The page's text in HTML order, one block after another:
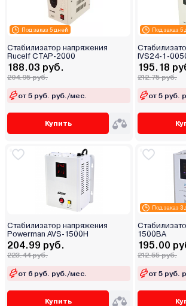
Под заказ 5 дней
Стабилизатор напряжения
Rucelf СТАР-2000
188.03 руб.
204.95 руб.
от 5 руб. руб./мес.
Купить
Под заказ 5
IVS24-1-
195.18
212.75 руб.
от 5 руб.
Стабилизатор напряжения
Powerman AVS-1500H
204.99 руб.
223.44 руб.
от 6 руб. руб./мес.
Купить
Под заказ 3
1500BA
195.00
212.55 руб.
от 5 руб.